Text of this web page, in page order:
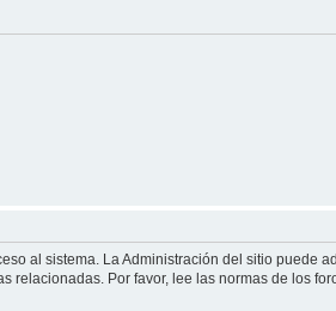
al sistema. La Administración del sitio puede
Por favor, lee las normas de los